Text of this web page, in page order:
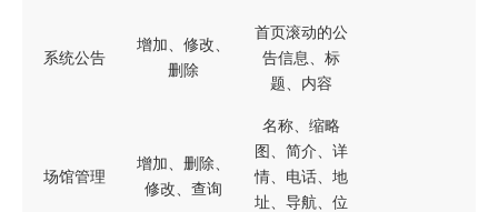
系统公告
增加、修改、
删除
首页滚动的公
告信息、标
题、内容
场馆管理
增加、删除、
修改、查询
名称、缩略
图、简介、详
情、电话、地
址、导航、位